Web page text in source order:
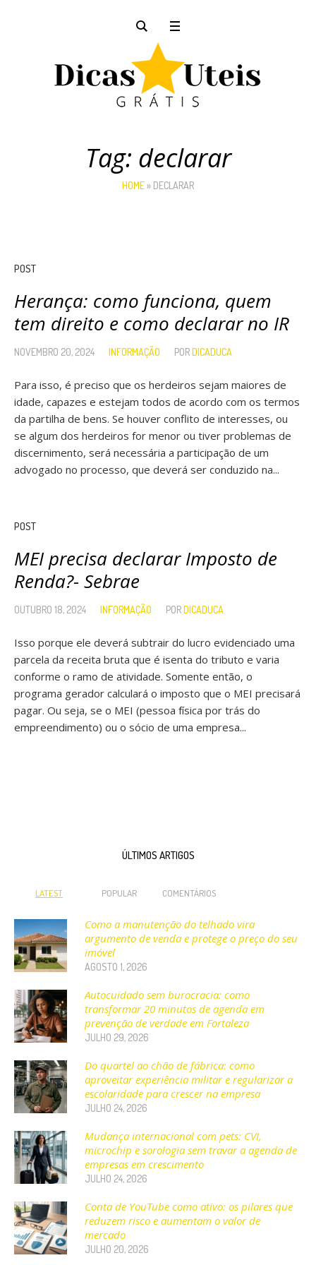
Tag: declarar
HOME» DECLARAR
POST
Herança: como funciona, quem
tem direito e como declarar no IR
NOVEMBRO 20, 2024 INFORMAÇÃO PORDICADUCA
Para isso, é preciso que os herdeiros sejam maiores de
idade, capazes e estejam todos de acordo com os termos
da partilha de bens. Se houver conflito de interesses, ou
se algum dos herdeiros for menor ou tiver problemas de
discernimento, será necessária a participação de um
advogado no processo, que deverá ser conduzido na...
POST
MEI precisa declarar Imposto de
Renda?- Sebrae
OUTUBRO 18, 2024 INFORMAÇÃO PORDICADUCA
Isso porque ele deverá subtrair do lucro evidenciado uma
parcela da receita bruta que é isenta do tributo e varia
conforme o ramo de atividade. Somente então, o
programa gerador calculará o imposto que o MEI precisará
pagar. Ou seja, se o MEI (pessoa física por trás do
empreendimento) ou o sócio de uma empresa...
ÚLTIMOS ARTIGOS
LATEST POPULAR COMENTÁRIOS
Como a manutenção do telhado vira
argumento de venda e protege o preço do seu
imóvel
AGOSTO 1, 2026
Autocuidado sem burocracia: como
transformar 20 minutos de agenda em
prevenção de verdade em Fortaleza
JULHO 29, 2026
Do quartel ao chão de fábrica: como
aproveitar experiência militar e regularizar a
escolaridade para crescer na empresa
JULHO 24, 2026
Mudança internacional com pets: CVI,
microchip e sorologia sem travar a agenda de
empresas em crescimento
JULHO 24, 2026
Conta de YouTube como ativo: os pilares que
reduzem risco e aumentam o valor de
mercado
JULHO 20, 2026